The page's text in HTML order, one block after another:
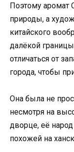
Поэтому аромат
природы, а
китайского
далёкой
отличаться от
города, чтобы
Она была не
несмотря на
дворце, её
похожей на